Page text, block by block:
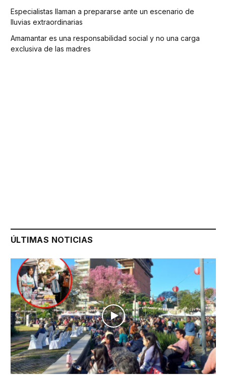
Especialistas llaman a prepararse ante un escenario de
lluvias extraordinarias
Amamantar es una responsabilidad social y no una carga
exclusiva de las madres
ÚLTIMAS NOTICIAS